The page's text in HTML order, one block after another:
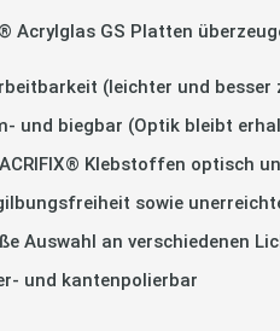
Acrylglas GS Platten
(leichter und
und biegbar (Optik bleibt
Klebstoffen optisch
sowie
Auswahl an verschiedenen
und kantenpolierbar